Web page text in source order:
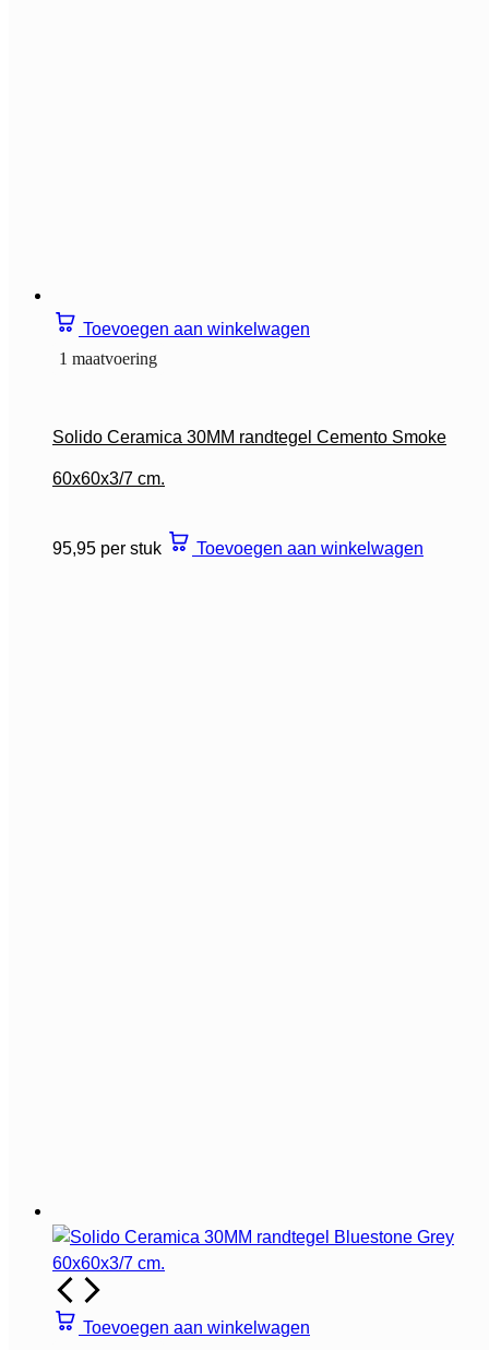
Toevoegen aan winkelwagen
1 maatvoering
Solido Ceramica 30MM randtegel Cemento Smoke
60x60x3/7 cm.
95,95 per stuk Toevoegen aan winkelwagen
Toevoegen aan winkelwagen